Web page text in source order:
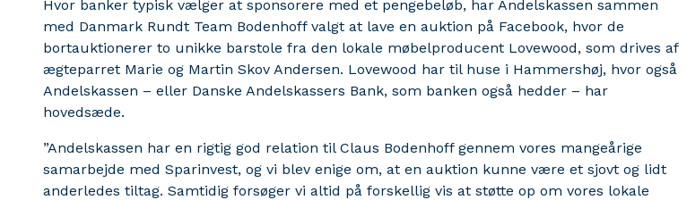
Hvor banker typisk vælger at sponsorere med et pengebeløb, har Andelskassen sammen
med Danmark Rundt Team Bodenhoff valgt at lave en auktion på Facebook, hvor de
bortauktionerer to unikke barstole fra den lokale møbelproducent Lovewood, som drives af
ægteparret Marie og Martin Skov Andersen. Lovewood har til huse i Hammershøj, hvor også
Andelskassen – eller Danske Andelskassers Bank, som banken også hedder – har
hovedsæde.
”Andelskassen har en rigtig god relation til Claus Bodenhoff gennem vores mangeårige
samarbejde med Sparinvest, og vi blev enige om, at en auktion kunne være et sjovt og lidt
anderledes tiltag. Samtidig forsøger vi altid på forskellig vis at støtte op om vores lokale